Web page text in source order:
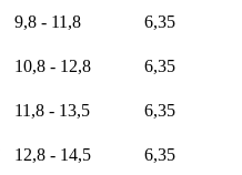
9,8 - 11,8 6,35
10,8 - 12,8 6,35
11,8 - 13,5 6,35
12,8 - 14,5
6,35